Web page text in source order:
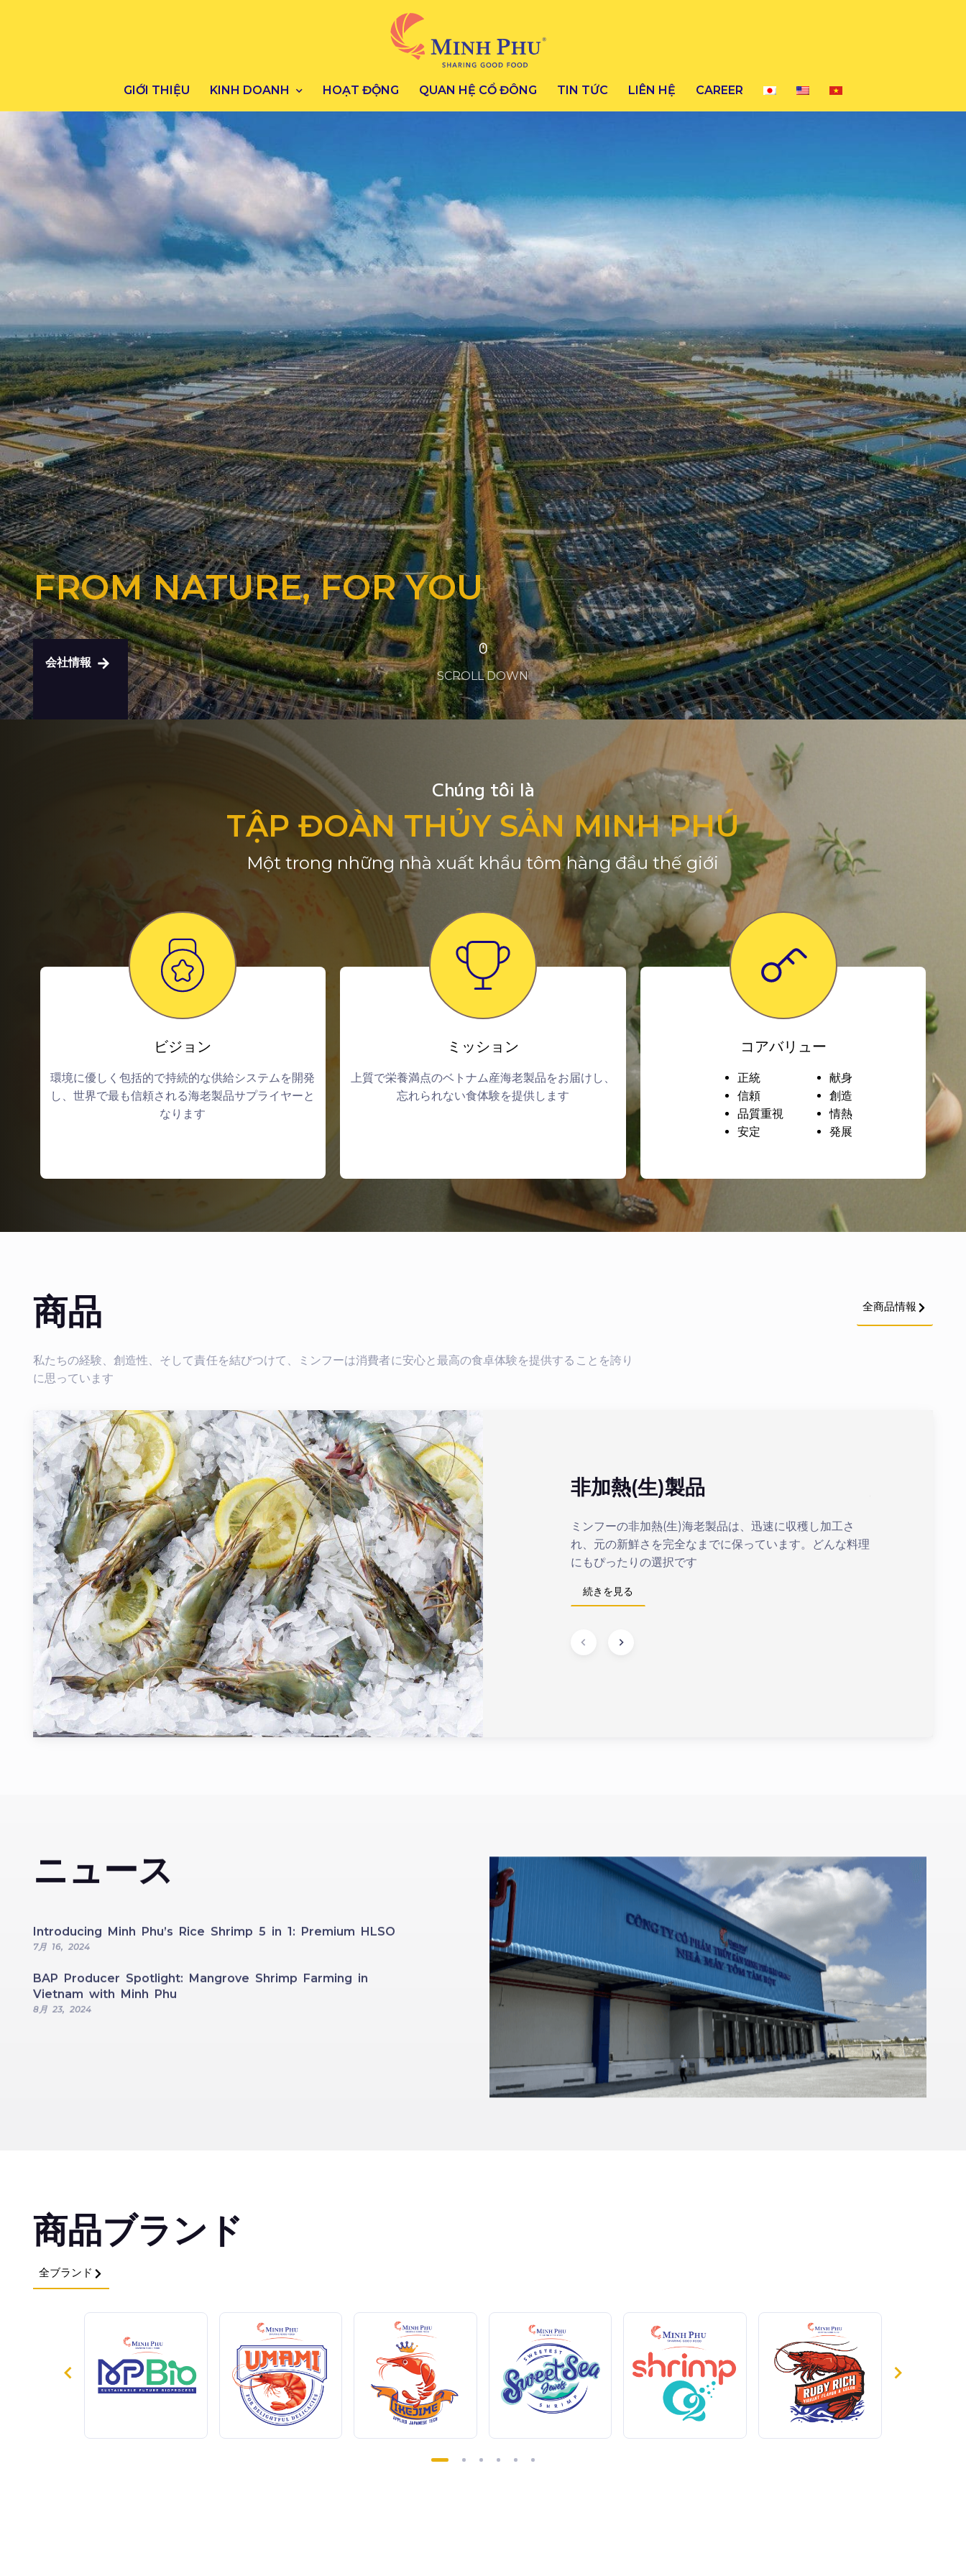
CAREER
GIỚI THIỆU KINH DOANH HOẠT ĐỘNG QUAN HỆ CỔ ĐÔNG TIN TỨC LIÊN HỆ
FROM NATURE, FOR YOU
会社情報
SCROLL DOWN
Chúng tôi là
TẬP ĐOÀN THỦY SẢN MINH PHÚ
Một trong những nhà xuất khẩu tôm hàng đầu thế giới
ビジョン
環境に優しく包括的で持続的な供給システムを開発
し、世界で最も信頼される海老製品サプライヤーと
なります
ミッション
上質で栄養満点のベトナム産海老製品をお届けし、
忘れられない食体験を提供します
コアバリュー
正統
信頼
品質重視
安定
献身
創造
情熱
発展
商品 全商品情報
私たちの経験、創造性、そして責任を結びつけて、ミンフーは消費者に安心と最高の食卓体験を提供することを誇り
に思っています
非加熱(生)製品
ミンフーの非加熱(生)海老製品は、迅速に収穫し加工さ
れ、元の新鮮さを完全なまでに保っています。どんな料理
にもぴったりの選択です
続きを見る
ニュース
Introducing Minh Phu’s Rice Shrimp 5 in 1: Premium HLSO
7月 16, 2024
BAP Producer Spotlight: Mangrove Shrimp Farming in
Vietnam with Minh Phu
8月 23, 2024
商品ブランド
全ブランド